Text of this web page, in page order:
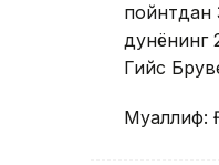
пойнтдан
дунёнинг
Гийс
Муаллиф: